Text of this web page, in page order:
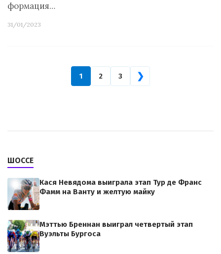
формация…
31/01/2023
1 2 3 ❯
ШОССЕ
Кася Невядома выиграла этап Тур де Франс
Фамм на Ванту и желтую майку
Мэттью Бреннан выиграл четвертый этап
Вуэльты Бургоса